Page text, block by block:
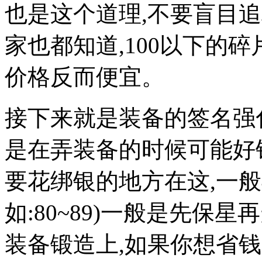
也是这个道理,不要盲目
家也都知道,100以下的
价格反而便宜。
接下来就是装备的签名
是在弄装备的时候可能
要花绑银的地方在这,一
如:80~89)一般是先保星
装备锻造上,如果你想省